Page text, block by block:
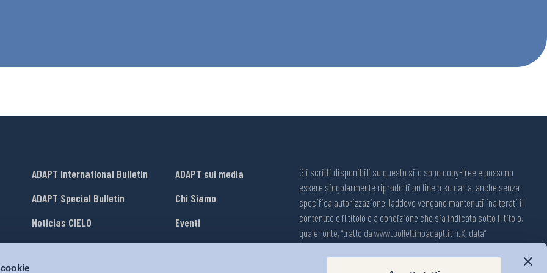
ADAPT International Bulletin
ADAPT Special Bulletin
Noticias CIELO
ADAPT sui media
Chi Siamo
Eventi
Lavora con Noi
Gli scritti disponibili su questo sito sono copy-free e possono
essere singolarmente riprodotti on line o su carta, anche senza
specifica autorizzazione, laddove vengano mantenuti inalterati il
contenuto e il titolo e a condizione che sia indicata sotto il titolo,
quale fonte, “tratto da www.bollettinoadapt.it n.X, data“